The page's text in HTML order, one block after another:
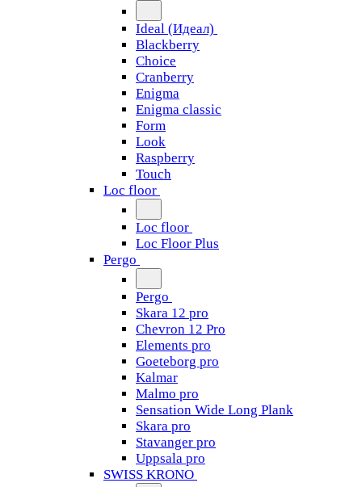
Ideal (Идеал)
Blackberry
Choice
Cranberry
Enigma
Enigma classic
Form
Look
Raspberry
Touch
Loc floor
Loc floor
Loc Floor Plus
Pergo
Pergo
Skara 12 pro
Chevron 12 Pro
Elements pro
Goeteborg pro
Kalmar
Malmo pro
Sensation Wide Long Plank
Skara pro
Stavanger pro
Uppsala pro
SWISS KRONO